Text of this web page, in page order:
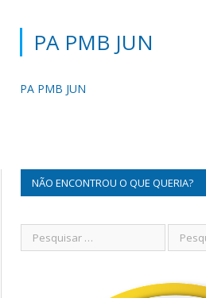
PA PMB JUN
PA PMB JUN
NÃO ENCONTROU O QUE QUERIA?